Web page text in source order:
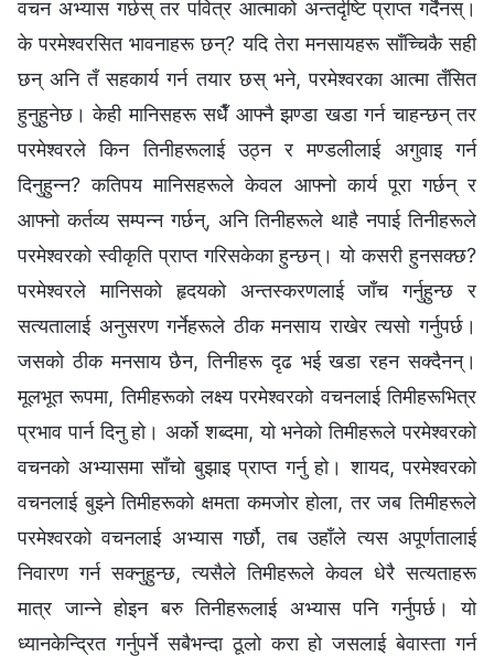
वचन अभ्यास गर्छस् तर पवित्र आत्माको अन्तर्दृष्टि प्राप्त गर्दैनस्।
के परमेश्‍वरसित भावनाहरू छन्? यदि तेरा मनसायहरू साँच्चिकै सही
छन् अनि तँ सहकार्य गर्न तयार छस् भने, परमेश्‍वरका आत्मा तँसित
हुनुहुनेछ। केही मानिसहरू सधैँ आफ्नै झण्डा खडा गर्न चाहन्छन् तर
परमेश्‍वरले किन तिनीहरूलाई उठ्न र मण्डलीलाई अगुवाइ गर्न
दिनुहुन्न? कतिपय मानिसहरूले केवल आफ्नो कार्य पूरा गर्छन् र
आफ्नो कर्तव्य सम्पन्न गर्छन्, अनि तिनीहरूले थाहै नपाई तिनीहरूले
परमेश्‍वरको स्वीकृति प्राप्त गरिसकेका हुन्छन्। यो कसरी हुनसक्छ?
परमेश्‍वरले मानिसको हृदयको अन्तस्करणलाई जाँच गर्नुहुन्छ र
सत्यतालाई अनुसरण गर्नेहरूले ठीक मनसाय राखेर त्यसो गर्नुपर्छ।
जसको ठीक मनसाय छैन, तिनीहरू दृढ भई खडा रहन सक्दैनन्।
मूलभूत रूपमा, तिमीहरूको लक्ष्य परमेश्‍वरको वचनलाई तिमीहरूभित्र
प्रभाव पार्न दिनु हो। अर्को शब्दमा, यो भनेको तिमीहरूले परमेश्‍वरको
वचनको अभ्यासमा साँचो बुझाइ प्राप्त गर्नु हो। शायद, परमेश्‍वरको
वचनलाई बुझ्ने तिमीहरूको क्षमता कमजोर होला, तर जब तिमीहरूले
परमेश्‍वरको वचनलाई अभ्यास गर्छौ, तब उहाँले त्यस अपूर्णतालाई
निवारण गर्न सक्नुहुन्छ, त्यसैले तिमीहरूले केवल धेरै सत्यताहरू
मात्र जान्ने होइन बरु तिनीहरूलाई अभ्यास पनि गर्नुपर्छ। यो
ध्यानकेन्द्रित गर्नुपर्ने सबैभन्दा ठूलो करा हो जसलाई बेवास्ता गर्न